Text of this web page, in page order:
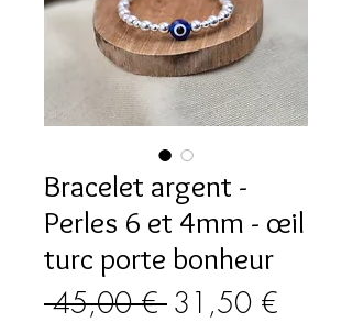
Bracelet argent -
Perles 6 et 4mm - œil
turc porte bonheur
45,00 € Prix
31,50 €